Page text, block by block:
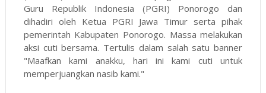
Guru Republik Indonesia (PGRI) Ponorogo dan
dihadiri oleh Ketua PGRI Jawa Timur serta pihak
pemerintah Kabupaten Ponorogo. Massa melakukan
aksi cuti bersama. Tertulis dalam salah satu banner
"Maafkan kami anakku, hari ini kami cuti untuk
memperjuangkan nasib kami."